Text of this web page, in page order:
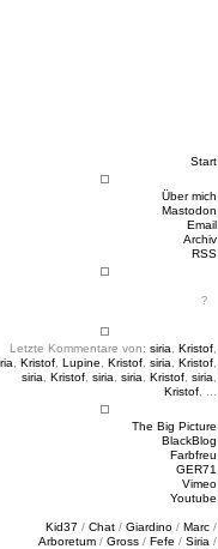
Start
Über mich
Mastodon
Email
Archiv
RSS
Letzte Kommentare von: siria Kristof
Kristof Lupine Kristof siria Kristof
siria
Kristof siria siria Kristof siria
Kristof
The Big Picture
BlackBlog
Farbfreu
GER71
Vimeo
Youtube
Kid37 / Chat / Giardino / Marc /
Arboretum / Gross / Fefe / Siria /